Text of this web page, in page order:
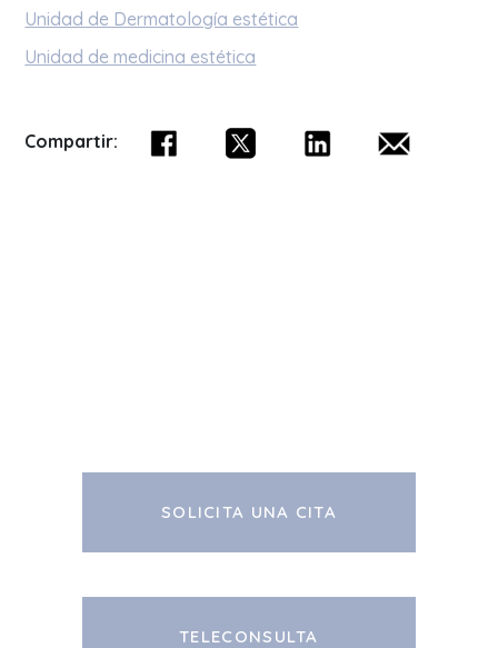
Unidad de Dermatología estética
Unidad de medicina estética
Compartir:
SOLICITA UNA CITA
TELECONSULTA